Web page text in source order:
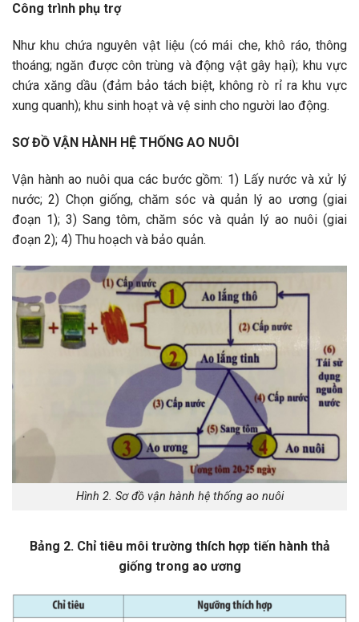
Công trình phụ trợ
Như khu chứa nguyên vật liệu (có mái che, khô ráo, thông
thoáng; ngăn được côn trùng và động vật gây hại); khu vực
chứa xăng dầu (đảm bảo tách biệt, không rò rỉ ra khu vực
xung quanh); khu sinh hoạt và vệ sinh cho người lao động.
SƠ ĐỒ VẬN HÀNH HỆ THỐNG AO NUÔI
Vận hành ao nuôi qua các bước gồm: 1) Lấy nước và xử lý
nước; 2) Chọn giống, chăm sóc và quản lý ao ương (giai
đoạn 1); 3) Sang tôm, chăm sóc và quản lý ao nuôi (giai
đoạn 2); 4) Thu hoạch và bảo quản.
Hình 2. Sơ đồ vận hành hệ thống ao nuôi
Bảng 2. Chỉ tiêu môi trường thích hợp tiến hành thả
giống trong ao ương